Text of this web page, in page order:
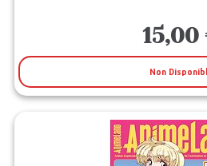
15,00
Non